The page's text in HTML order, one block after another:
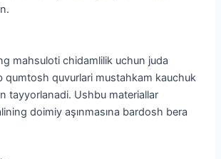
mahsuloti chidamlilik uchun juda
qumtosh quvurlari mustahkam kauchuk
tayyorlanadi. Ushbu materiallar
doimiy aşınmasına bardosh bera